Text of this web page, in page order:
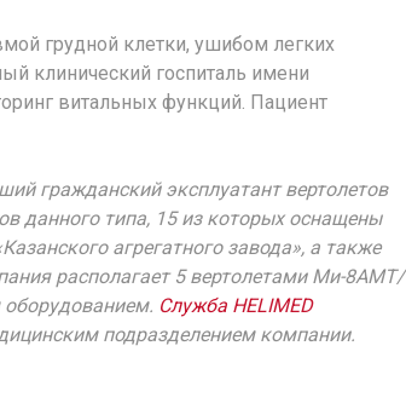
грудной клетки, ушибом легких
клинический госпиталь имени
витальных функций. Пациент
гражданский эксплуатант вертолетов
данного типа, 15 из которых оснащены
агрегатного завода», а также
располагает 5 вертолетами Ми-8АМТ/
Служба HELIMED
подразделением компании.